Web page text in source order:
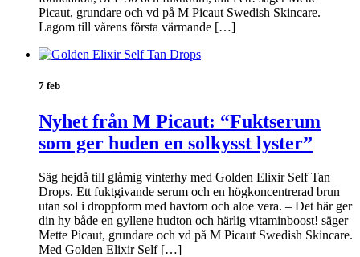
Picaut, grundare och vd på M Picaut Swedish Skincare.
Lagom till vårens första värmande […]
7 feb
Nyhet från M Picaut: “Fuktserum
som ger huden en solkysst lyster”
Säg hejdå till glåmig vinterhy med Golden Elixir Self Tan
Drops. Ett fuktgivande serum och en högkoncentrerad brun
utan sol i droppform med havtorn och aloe vera. – Det här ger
din hy både en gyllene hudton och härlig vitaminboost! säger
Mette Picaut, grundare och vd på M Picaut Swedish Skincare.
Med Golden Elixir Self […]